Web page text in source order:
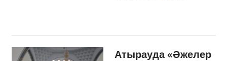
Атырауда «Әжелер